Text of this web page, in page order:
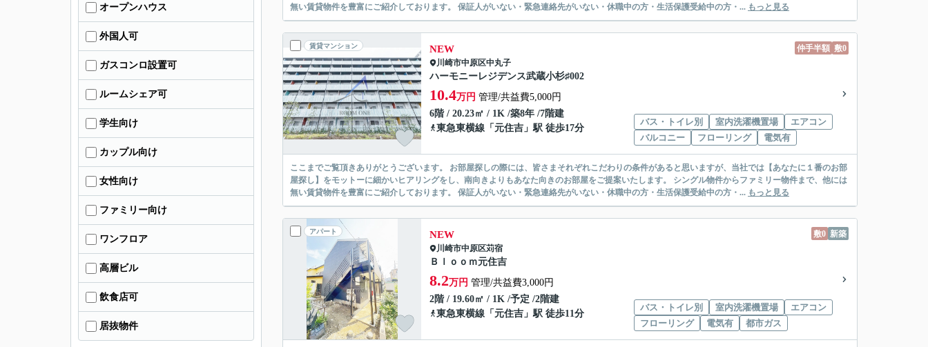
無い賃貸物件を豊富にご紹介しております。 保証人がいない・緊急連絡先がいない・休職中の方・生活保護受給中の方・... もっと見る
賃貸マンション 仲手半額 敷0
NEW
川崎市中原区中丸子
ハーモニーレジデンス武蔵小杉♯002
10.4万円 管理/共益費5,000円
6階 / 20.23㎡ / 1K /築8年 /7階建
東急東横線 「 元住吉 」駅 徒歩17分
バス・トイレ別 室内洗濯機置場
エアコン
バルコニー
フローリング 電気有
ここまでご覧頂きありがとうございます。 お部屋探しの際には、皆さまそれぞれこだわりの条件があると思いますが、当社では【あなたに１番のお部
屋探し】をモットーに細かいヒアリングをし、南向きよりもあなた向きのお部屋をご提案いたします。 シングル物件からファミリー物件まで、他には
無い賃貸物件を豊富にご紹介しております。 保証人がいない・緊急連絡先がいない・休職中の方・生活保護受給中の方・... もっと見る
アパート 敷0 新築
NEW
川崎市中原区苅宿
Ｂｌｏｏｍ元住吉
8.2万円 管理/共益費3,000円
2階 / 19.60㎡ / 1K /予定 /2階建
東急東横線 「 元住吉 」駅 徒歩11分
バス・トイレ別 室内洗濯機置場
エアコン
フローリング
電気有 都市ガス
オープンハウス
外国人可
ガスコンロ設置可
ルームシェア可
学生向け
カップル向け
女性向け
ファミリー向け
ワンフロア
高層ビル
飲食店可
居抜物件